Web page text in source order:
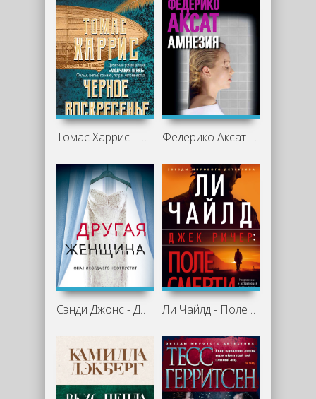
Томас Харрис - Черное воскресенье Федерико Аксат - Амнезия
Сэнди Джонс - Другая женщина Ли Чайлд - Поле смерти